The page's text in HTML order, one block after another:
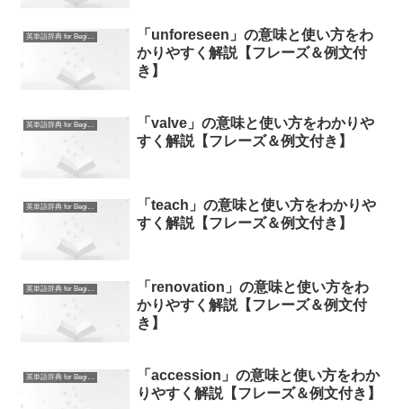
英単語辞典 for Beginners
「unforeseen」の意味と使い方をわ
かりやすく解説【フレーズ＆例文付
き】
英単語辞典 for Beginners
「valve」の意味と使い方をわかりや
すく解説【フレーズ＆例文付き】
英単語辞典 for Beginners
「teach」の意味と使い方をわかりや
すく解説【フレーズ＆例文付き】
英単語辞典 for Beginners
「renovation」の意味と使い方をわ
かりやすく解説【フレーズ＆例文付
き】
英単語辞典 for Beginners
「accession」の意味と使い方をわか
りやすく解説【フレーズ＆例文付き】